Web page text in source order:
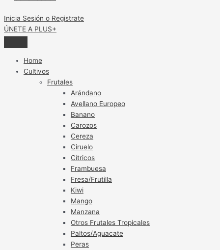
Inicia Sesión o Registrate
ÚNETE A PLUS+
Home
Cultivos
Frutales
Arándano
Avellano Europeo
Banano
Carozos
Cereza
Ciruelo
Cítricos
Frambuesa
Fresa/Frutilla
Kiwi
Mango
Manzana
Otros Frutales Tropicales
Paltos/Aguacate
Peras